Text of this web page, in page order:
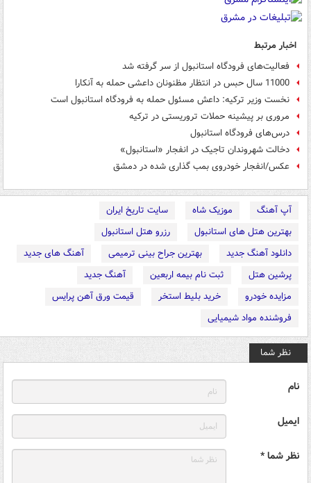
اخبار مرتبط
فعالیت‌های فرودگاه استانبول از سر گرفته شد
11000 سال حبس در انتظار مظنونان داعشی حمله به آنکارا
نخست وزیر ترکیه: داعش مسئول حمله به فرودگاه استانبول است
مروری بر پیشینه حملات تروریستی در ترکیه
درس‌های فرودگاه استانبول
دخالت شهروندان تاجیک در انفجار «استانبول»
عکس/انفجار خودروی بمب گذاری شده در دمشق
آپ آهنگ موزیک شاه
سایت تاریخ ایران
بهترین هتل های استانبول
رزرو هتل استانبول
دانلود آهنگ جدید
بهترین جراح بینی ترمیمی
آهنگ های جدید
پرشین هتل
ثبت نام بیمه اربعین
آهنگ جدید
مزایده خودرو
خرید بلیط استخر
قیمت ورق آهن پرایس
فروشنده مواد شیمیایی
نظر شما
نام
ایمیل
نظر شما *